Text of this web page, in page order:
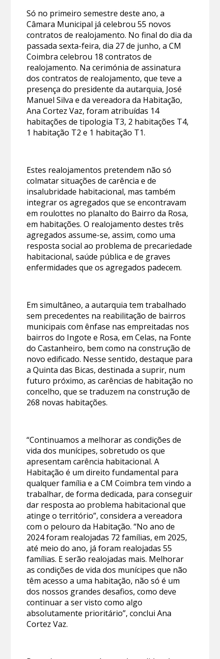
Só no primeiro semestre deste ano, a
Câmara Municipal já celebrou 55 novos
contratos de realojamento. No final do dia da
passada sexta-feira, dia 27 de junho, a CM
Coimbra celebrou 18 contratos de
realojamento. Na cerimónia de assinatura
dos contratos de realojamento, que teve a
presença do presidente da autarquia, José
Manuel Silva e da vereadora da Habitação,
Ana Cortez Vaz, foram atribuídas 14
habitações de tipologia T3, 2 habitações T4,
1 habitação T2 e 1 habitação T1.
Estes realojamentos pretendem não só
colmatar situações de carência e de
insalubridade habitacional, mas também
integrar os agregados que se encontravam
em roulottes no planalto do Bairro da Rosa,
em habitações. O realojamento destes três
agregados assume-se, assim, como uma
resposta social ao problema de precariedade
habitacional, saúde pública e de graves
enfermidades que os agregados padecem.
Em simultâneo, a autarquia tem trabalhado
sem precedentes na reabilitação de bairros
municipais com ênfase nas empreitadas nos
bairros do Ingote e Rosa, em Celas, na Fonte
do Castanheiro, bem como na construção de
novo edificado. Nesse sentido, destaque para
a Quinta das Bicas, destinada a suprir, num
futuro próximo, as carências de habitação no
concelho, que se traduzem na construção de
268 novas habitações.
“Continuamos a melhorar as condições de
vida dos munícipes, sobretudo os que
apresentam carência habitacional. A
Habitação é um direito fundamental para
qualquer família e a CM Coimbra tem vindo a
trabalhar, de forma dedicada, para conseguir
dar resposta ao problema habitacional que
atinge o território”, considera a vereadora
com o pelouro da Habitação. “No ano de
2024 foram realojadas 72 famílias, em 2025,
até meio do ano, já foram realojadas 55
famílias. E serão realojadas mais. Melhorar
as condições de vida dos munícipes que não
têm acesso a uma habitação, não só é um
dos nossos grandes desafios, como deve
continuar a ser visto como algo
absolutamente prioritário”, conclui Ana
Cortez Vaz.